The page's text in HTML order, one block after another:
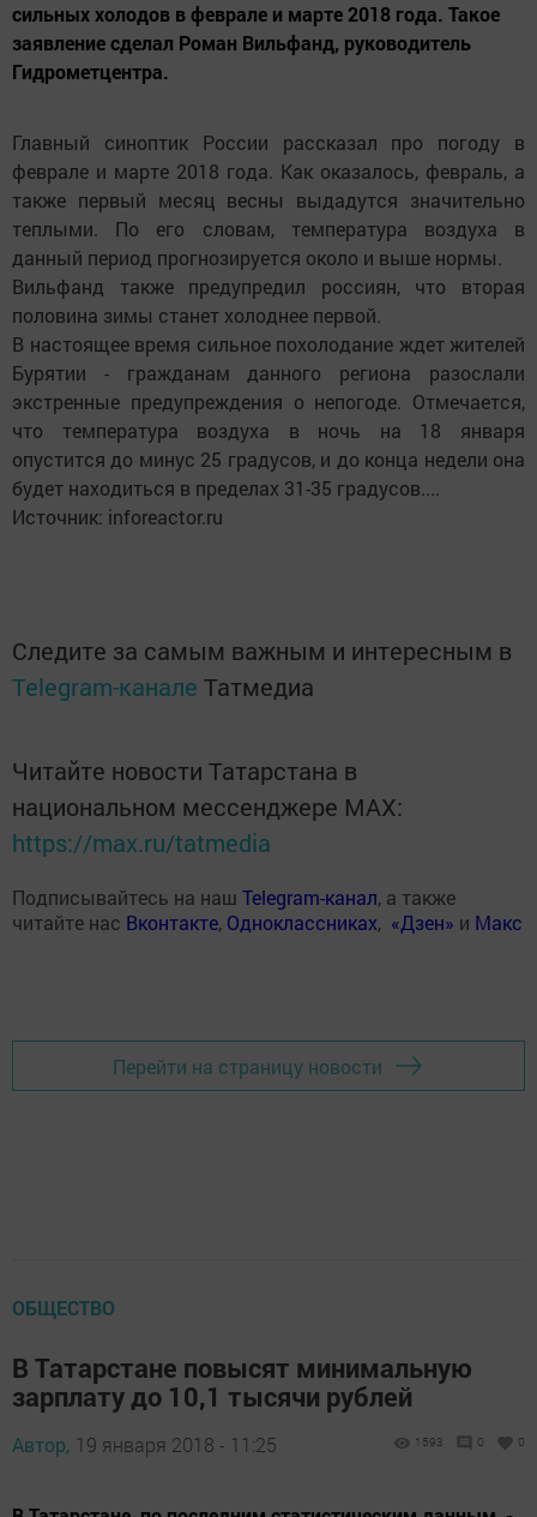
сильных холодов в феврале и марте 2018 года. Такое
заявление сделал Роман Вильфанд, руководитель
Гидрометцентра.
Главный синоптик России рассказал про погоду в
феврале и марте 2018 года. Как оказалось, февраль, а
также первый месяц весны выдадутся значительно
теплыми. По его словам, температура воздуха в
данный период прогнозируется около и выше нормы.
Вильфанд также предупредил россиян, что вторая
половина зимы станет холоднее первой.
В настоящее время сильное похолодание ждет жителей
Бурятии - гражданам данного региона разослали
экстренные предупреждения о непогоде. Отмечается,
что температура воздуха в ночь на 18 января
опустится до минус 25 градусов, и до конца недели она
будет находиться в пределах 31-35 градусов....
Источник: inforeactor.ru
Следите за самым важным и интересным в
Telegram-канале Татмедиа
Читайте новости Татарстана в
национальном мессенджере MАХ:
https://max.ru/tatmedia
Подписывайтесь на наш Telegram-канал, а также
читайте нас Вконтакте, Одноклассниках, «Дзен» и Макс
Перейти на страницу новости
ОБЩЕСТВО
В Татарстане повысят минимальную
зарплату до 10,1 тысячи рублей
Автор, 19 января 2018 - 11:25 1593 0 0